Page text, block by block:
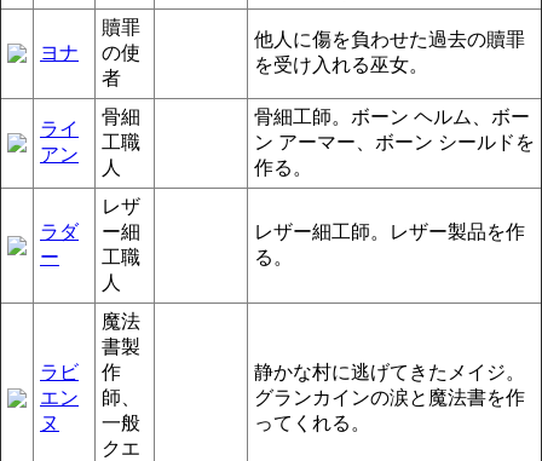
ヨナ
贖罪
の使
者
他人に傷を負わせた過去の贖罪
を受け入れる巫女。
ライ
アン
骨細
工職
人
骨細工師。ボーン ヘルム、ボー
ン アーマー、ボーン シールドを
作る。
ラダ
ー
レザ
ー細
工職
人
レザー細工師。レザー製品を作
る。
ラビ
エン
ヌ
魔法
書製
作
師、
一般
クエ
静かな村に逃げてきたメイジ。
グランカインの涙と魔法書を作
ってくれる。